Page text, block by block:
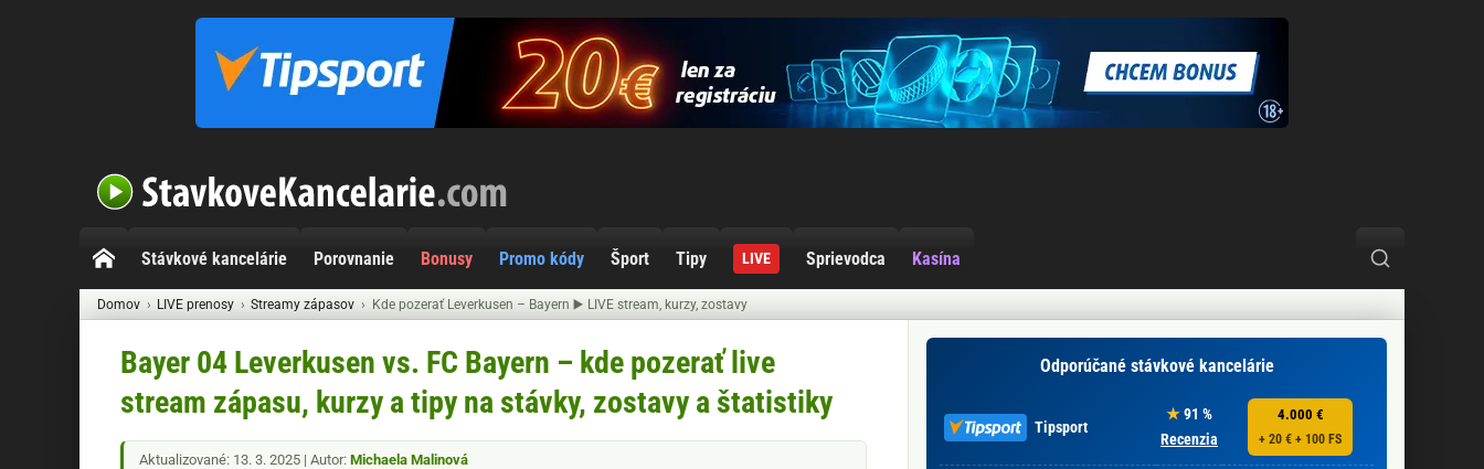
Stávkové kancelárie Porovnanie Bonusy Promo kódy Šport Tipy LIVE Sprievodca Kasína
Domov LIVE prenosy Streamy zápasov Kde pozerať Leverkusen – Bayern ▶️ LIVE stream, kurzy, zostavy
Bayer 04 Leverkusen vs. FC Bayern – kde pozerať live
stream zápasu, kurzy a tipy na stávky, zostavy a štatistiky
Aktualizované: 13. 3. 2025 | Autor: Michaela Malinová
Odporúčané stávkové kancelárie
Tipsport
91 %
Recenzia
4.000 €
+ 20 € + 100 FS